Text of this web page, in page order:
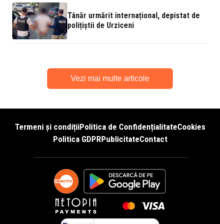
Tânăr urmărit internațional, depistat de
polițiștii de Urziceni
Vezi mai multe articole
Termeni și condițiiPolitica de ConfidențialitateCookies
Politica GDPRPublicitateContact